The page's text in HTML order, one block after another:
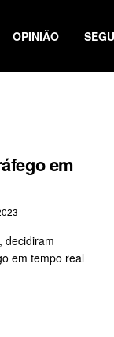
OPINIÃO
em
decidiram
em tempo real